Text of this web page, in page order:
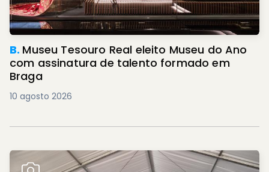
B. Museu Tesouro Real eleito Museu do Ano
com assinatura de talento formado em
Braga
10 agosto 2026